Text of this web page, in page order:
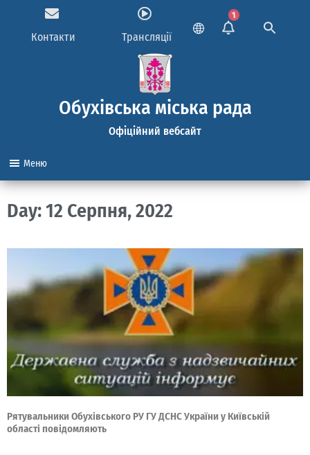
Контакти Трансляції
1
Обухівська міська рада
Офіційний вебсайт
Меню
Day: 12 Серпня, 2022
Рятувальники Обухівського РУ ГУ ДСНС України у Київській
області повідомляють